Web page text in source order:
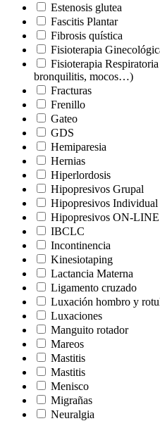
Estenosis glutea
Fascitis Plantar
Fibrosis quística
Fisioterapia
Fisioterapia
bronquilitis, mocos…)
Fracturas
Frenillo
Gateo
GDS
Hemiparesia
Hernias
Hiperlordosis
Hipopresivos Grupal
Hipopresivos Individual
Hipopresivos ON-LINE
IBCLC
Incontinencia
Kinesiotaping
Lactancia Materna
Ligamento cruzado
Luxación hombro y
Luxaciones
Manguito rotador
Mareos
Mastitis
Mastitis
Menisco
Migrañas
Neuralgia